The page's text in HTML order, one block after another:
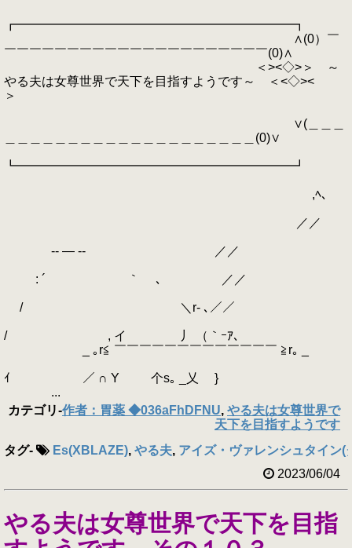
┏━━━━━━━━━━━━━━━━━━━━━━┓
∧(0）￣
￣￣￣￣￣￣￣￣￣￣￣￣￣￣￣￣￣￣￣￣￣(0)∧
＜><◇>＞ ～
やる夫は女尊世界で天下を目指すようです～ ＜<◇><
＞
∨(＿＿＿
＿＿＿＿＿＿＿＿＿＿＿＿＿＿＿＿＿＿＿＿(0)∨
┗━━━━━━━━━━━━━━━━━━━━━━┛
,ﾍ、
／／
-‐ ― ‐- ／／
: ´ ｀ ､ ／／
/ ＼r‐ ､／／
/ , イ 丿 （｀ｰｱ､
_ ｡r≦ ￣￣￣￣￣￣￣￣￣￣￣￣￣ ≧r｡ _
ｲ ／ ∩ Y 个s｡ _乂 }
...
カテゴリ-作者：胃薬 ◆036aFhDFNU, やる夫は女尊世界で
天下を目指すようです
タグ- Es(XBLAZE), やる夫, アイズ・ヴァレンシュタイン
2023/06/04
やる夫は女尊世界で天下を目指